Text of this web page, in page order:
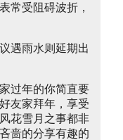
常受阻碍波折，
遇雨水则延期出
家过年的你简直要
友家拜年，享受
花雪月之事都非
啬的分享有趣的